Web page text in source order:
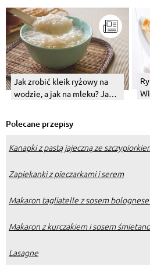
Jak zrobić kleik ryżowy na
wodzie, a jak na mleku? Jak
Polecane przepisy
Kanapki z pastą jajeczną ze
Zapiekanki z pieczarkami i serem
Makaron tagliatelle z sosem
Makaron z kurczakiem i sosem
Lasagne